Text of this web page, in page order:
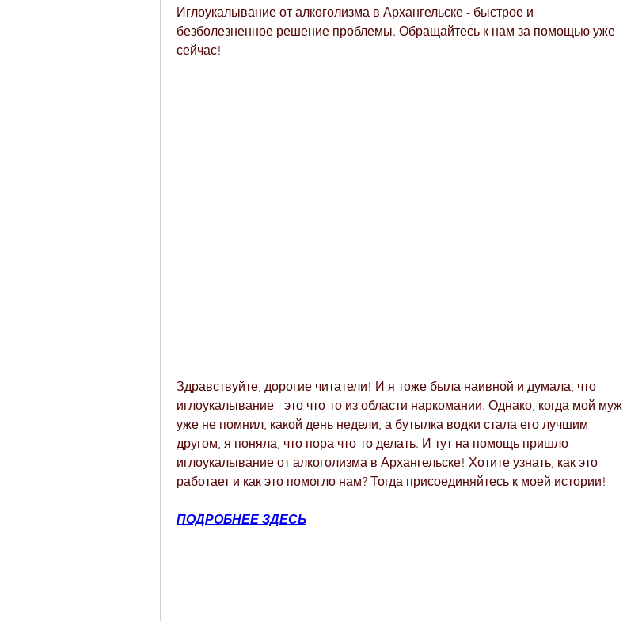
Иглоукалывание от алкоголизма в Архангельске - быстрое и
безболезненное решение проблемы. Обращайтесь к нам за помощью уже
сейчас!
Здравствуйте, дорогие читатели! И я тоже была наивной и думала, что
иглоукалывание - это что-то из области наркомании. Однако, когда мой муж
уже не помнил, какой день недели, а бутылка водки стала его лучшим
другом, я поняла, что пора что-то делать. И тут на помощь пришло
иглоукалывание от алкоголизма в Архангельске! Хотите узнать, как это
работает и как это помогло нам? Тогда присоединяйтесь к моей истории!
ПОДРОБНЕЕ ЗДЕСЬ